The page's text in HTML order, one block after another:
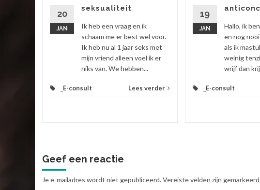
20
JAN
seksualiteit
Ik heb een vraag en ik
schaam me er best wel voor.
Ik heb nu al 1 jaar seks met
mijn vriend alleen voel ik er
niks van. We hebben...
_E-consult Lees verder
19
JAN
Hallo, ik
en nog
als ik
weinig
wrijf dan
_E-consult
Geef een reactie
Je e-mailadres wordt niet gepubliceerd.Vereiste velden zijn